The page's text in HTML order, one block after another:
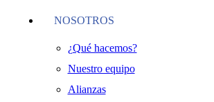
NOSOTROS
¿Qué hacemos?
Nuestro equipo
Alianzas